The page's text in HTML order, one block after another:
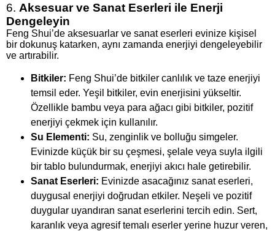
6. Aksesuar ve Sanat Eserleri ile Enerji
Dengeleyin
Feng Shui’de aksesuarlar ve sanat eserleri evinize kişisel
bir dokunuş katarken, aynı zamanda enerjiyi dengeleyebilir
ve artırabilir.
Bitkiler: Feng Shui’de bitkiler canlılık ve taze enerjiyi
temsil eder. Yeşil bitkiler, evin enerjisini yükseltir.
Özellikle bambu veya para ağacı gibi bitkiler, pozitif
enerjiyi çekmek için kullanılır.
Su Elementi: Su, zenginlik ve bolluğu simgeler.
Evinizde küçük bir su çeşmesi, şelale veya suyla ilgili
bir tablo bulundurmak, enerjiyi akıcı hale getirebilir.
Sanat Eserleri: Evinizde asacağınız sanat eserleri,
duygusal enerjiyi doğrudan etkiler. Neşeli ve pozitif
duygular uyandıran sanat eserlerini tercih edin. Sert,
karanlık veya agresif temalı eserler yerine huzur veren,